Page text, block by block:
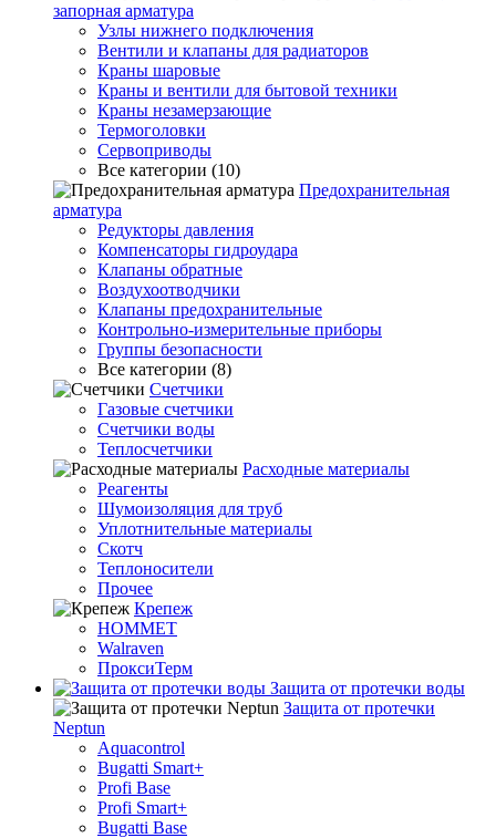
запорная арматура
Узлы нижнего подключения
Вентили и клапаны для радиаторов
Краны шаровые
Краны и вентили для бытовой техники
Краны незамерзающие
Термоголовки
Сервоприводы
Все категории (10)
Предохранительная
арматура
Редукторы давления
Компенсаторы гидроудара
Клапаны обратные
Воздухоотводчики
Клапаны предохранительные
Контрольно-измерительные приборы
Группы безопасности
Все категории (8)
Счетчики
Газовые счетчики
Счетчики воды
Теплосчетчики
Расходные материалы
Реагенты
Шумоизоляция для труб
Уплотнительные материалы
Скотч
Теплоносители
Прочее
Крепеж
HOMMET
Walraven
ПроксиТерм
Защита от протечки воды
Защита от протечки
Neptun
Aquacontrol
Bugatti Smart+
Profi Base
Profi Smart+
Bugatti Base